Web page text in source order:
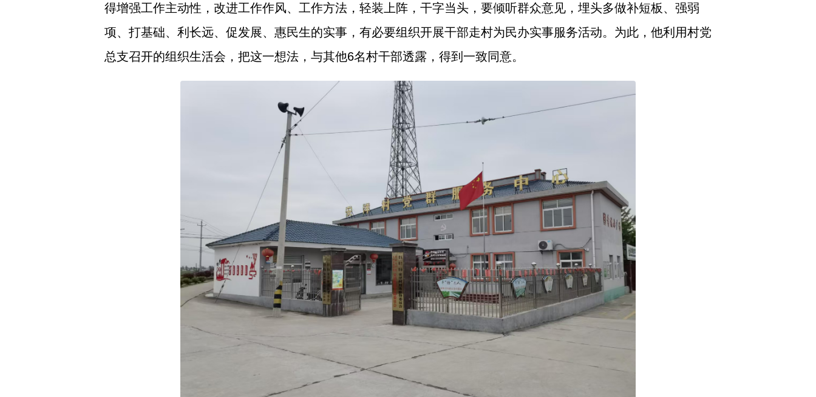
得增强工作主动性，改进工作作风、工作方法，轻装上阵，干字当头，要倾听群众意见，埋头多做补短板、强弱
项、打基础、利长远、促发展、惠民生的实事，有必要组织开展干部走村为民办实事服务活动。为此，他利用村党
总支召开的组织生活会，把这一想法，与其他6名村干部透露，得到一致同意。